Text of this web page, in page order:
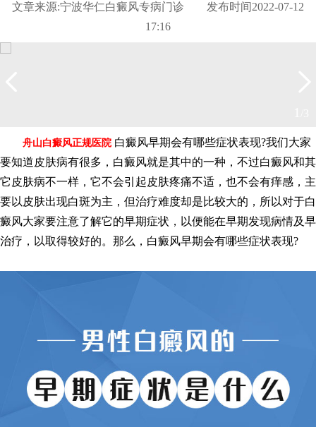
文章来源:宁波华仁白癜风专病门诊 发布时间2022-07-12
17:16
舟山白癜风正规医院白癜风早期会有哪些症状表现?我们大家
要知道皮肤病有很多，白癜风就是其中的一种，不过白癜风和其
它皮肤病不一样，它不会引起皮肤疼痛不适，也不会有痒感，主
要以皮肤出现白斑为主，但治疗难度却是比较大的，所以对于白
癜风大家要注意了解它的早期症状，以便能在早期发现病情及早
治疗，以取得较好的。那么，白癜风早期会有哪些症状表现?